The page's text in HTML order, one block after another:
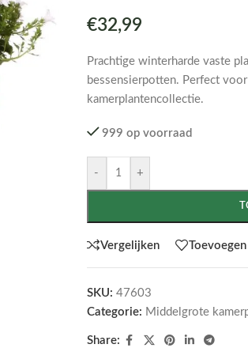
€32,99
Prachtige winterharde vaste
bessensierpotten. Perfect
kamerplantencollectie.
999 op voorraad
- +
Vergelijken
SKU: 47603
Categorie: Middelgrote
Share: